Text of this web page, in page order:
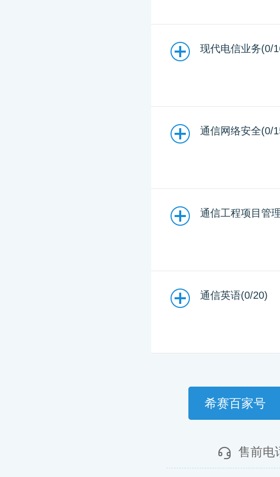
现代电信业务(0/
通信网络安全(0/
通信工程项目管
通信英语(0/20)
希赛百家号
售前电